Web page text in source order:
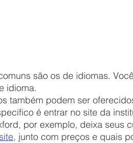
idioma.
é entrar no site da
por exemplo, deixa seus
, junto com preços e quais